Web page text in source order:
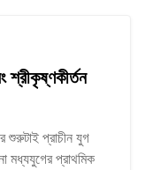
শ্রীকৃষ্ণকীর্তন
শুরুটাই প্রাচীন যুগ
মধ্যযুগের প্রাথমিক